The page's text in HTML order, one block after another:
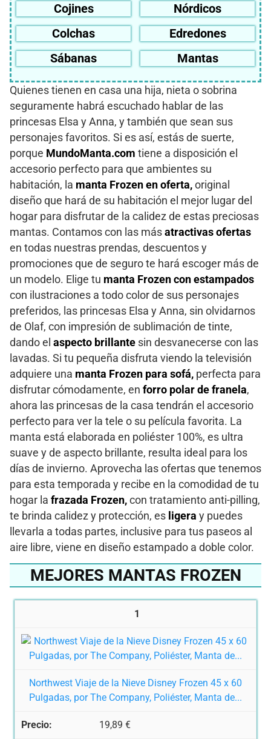
Cojines
Nórdicos
Colchas
Edredones
Sábanas
Mantas
Quienes tienen en casa una hija, nieta o sobrina
seguramente habrá escuchado hablar de las
princesas Elsa y Anna, y también que sean sus
personajes favoritos. Si es así, estás de suerte,
porque MundoManta.com tiene a disposición el
accesorio perfecto para que ambientes su
habitación, la manta Frozen en oferta, original
diseño que hará de su habitación el mejor lugar del
hogar para disfrutar de la calidez de estas preciosas
mantas. Contamos con las más atractivas ofertas
en todas nuestras prendas, descuentos y
promociones que de seguro te hará escoger más de
un modelo. Elige tu manta Frozen con estampados
con ilustraciones a todo color de sus personajes
preferidos, las princesas Elsa y Anna, sin olvidarnos
de Olaf, con impresión de sublimación de tinte,
dando el aspecto brillante sin desvanecerse con las
lavadas. Si tu pequeña disfruta viendo la televisión
adquiere una manta Frozen para sofá, perfecta para
disfrutar cómodamente, en forro polar de franela,
ahora las princesas de la casa tendrán el accesorio
perfecto para ver la tele o su película favorita. La
manta está elaborada en poliéster 100%, es ultra
suave y de aspecto brillante, resulta ideal para los
días de invierno. Aprovecha las ofertas que tenemos
para esta temporada y recibe en la comodidad de tu
hogar la frazada Frozen, con tratamiento anti-pilling,
te brinda calidez y protección, es ligera y puedes
llevarla a todas partes, inclusive para tus paseos al
aire libre, viene en diseño estampado a doble color.
MEJORES MANTAS FROZEN
1
Northwest Viaje de la Nieve Disney Frozen 45 x 60
Pulgadas, por The Company, Poliéster, Manta de...
19,89 €